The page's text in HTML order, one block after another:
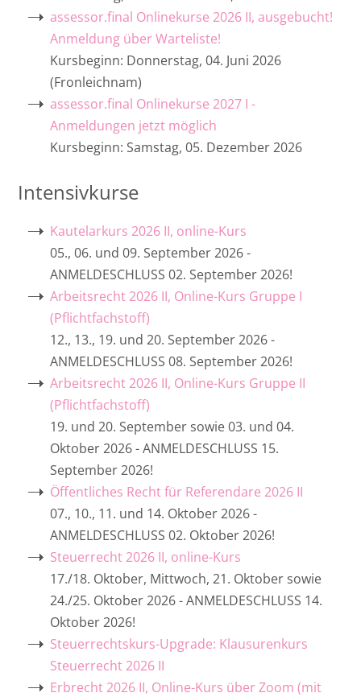
assessor.final Onlinekurse 2026 II, ausgebucht!
Anmeldung über Warteliste!
Kursbeginn: Donnerstag, 04. Juni 2026
(Fronleichnam)
assessor.final Onlinekurse 2027 I -
Anmeldungen jetzt möglich
Kursbeginn: Samstag, 05. Dezember 2026
Intensivkurse
Kautelarkurs 2026 II, online-Kurs
05., 06. und 09. September 2026 -
ANMELDESCHLUSS 02. September 2026!
Arbeitsrecht 2026 II, Online-Kurs Gruppe I
(Pflichtfachstoff)
12., 13., 19. und 20. September 2026 -
ANMELDESCHLUSS 08. September 2026!
Arbeitsrecht 2026 II, Online-Kurs Gruppe II
(Pflichtfachstoff)
19. und 20. September sowie 03. und 04.
Oktober 2026 - ANMELDESCHLUSS 15.
September 2026!
Öffentliches Recht für Referendare 2026 II
07., 10., 11. und 14. Oktober 2026 -
ANMELDESCHLUSS 02. Oktober 2026!
Steuerrecht 2026 II, online-Kurs
17./18. Oktober, Mittwoch, 21. Oktober sowie
24./25. Oktober 2026 - ANMELDESCHLUSS 14.
Oktober 2026!
Steuerrechtskurs-Upgrade: Klausurenkurs
Steuerrecht 2026 II
Erbrecht 2026 II, Online-Kurs über Zoom (mit
Rheinland-Pfalz
Saarland
Erbrecht 2026 II, Online-Kurs über Zoom
(mit Up-Grade-Möglichkeit Güterrecht)
Strafrecht / Strafprozessrecht 2026 II,
online-Kurs
ZPO 2026 II, online-Kurs
RA Michael Grieger
Rainer Krick, Notar
Ministerialrat Emanuel Dillberger LL.M.
Notarassessorin Dr. Tanja Feichtlbauer
Aurel Waldenfels, Richter
RA Clemens d‘Alquen
Regierungsdirektor Dr. Philipp Eckel, LL.M